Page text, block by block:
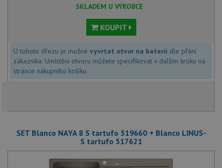
SKLADEM U VÝROBCE
KOUPIT
U tohoto dřezu je možné vyvrtat otvor na baterii dle přání
zákazníka. Umístění otvoru můžete specifikovat v dalším kroku na
stránce nákupního košíku.
SET Blanco NAYA 8 S tartufo 519660 + Blanco LINUS-
S tartufo 517621